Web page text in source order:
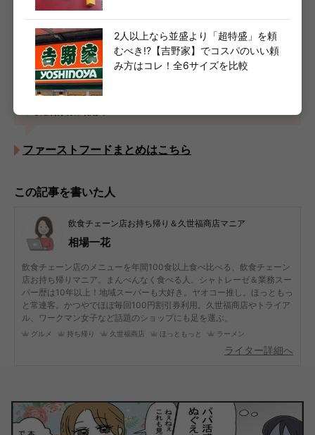
まで最新情報公開中
グルメまとめはこちら
今月の新作はコレだっ！マック・ケンタ・かつやなど
ファーストフードまとめはこちら
この記事を書いた人
飲食チェーン店お持ち帰り＆久世福商店マニア
相場一花
飲食チェーン店のメニューを年間100食以上食べ比べる、飲食チェーン
店お持ち帰りマニア。まんべんなく食べる人。シャトレーゼ＆業務スー
パー歴は10年以上！地域スーパーも大好き。ヤオコー推し。ほっともっ
と常連客。かつやでほぼ毎回100円割引券利用。久世福商店やトライア
ル、ワークマン女子など話題のショップにも足を運ぶ。
グルメ 持ち帰り 久世福商店 ほっともっと ラーメン
ライター詳細へ
2人以上なら並盛より「超特盛」を頼
むべき!?【吉野家】でコスパのいい頼
み方はコレ！全6サイズを比較